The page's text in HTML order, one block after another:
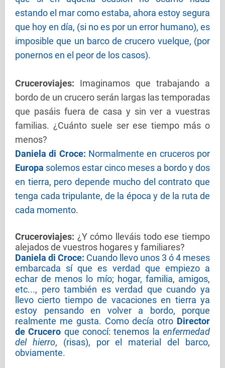
estando el mar como estaba, ahora estoy segura
que hoy en día, (si no es por un error humano), es
imposible que un barco de crucero vuelque, (por
ponernos en el peor de los casos).
Cruceroviajes: Imaginamos que trabajando a
bordo de un crucero serán largas las temporadas
que pasáis fuera de casa y sin ver a vuestras
familias. ¿Cuánto suele ser ese tiempo más o
menos?
Daniela di Croce: Normalmente en cruceros por
Europa solemos estar cinco meses a bordo y dos
en tierra, pero depende mucho del contrato que
tenga cada tripulante, de la época y de la ruta de
cada momento.
Cruceroviajes: ¿Y cómo lleváis todo ese tiempo
alejados de vuestros hogares y familiares?
Daniela di Croce: Cuando llevo unos 3 ó 4 meses
embarcada sí que es verdad que empiezo a
echar de menos lo mío; hogar, familia, amigos,
etc..., pero también es verdad que cuando ya
llevo cierto tiempo de vacaciones en tierra ya
estoy pensando en volver a bordo, porque
realmente me gusta. Como decía otro Director
de Crucero que conocí: tenemos laenfermedad
del hierro, (risas), por el material del barco,
obviamente.